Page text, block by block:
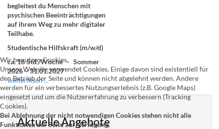
begleitest du Menschen mit
psychischen Beeinträchtigungen
auf ihrem Weg zu mehr digitaler
Teilhabe.
Studentische Hilfskraft (m/w/d)
ca. 16 Std./Woche · Sommer
2026 – 31.01.2027
weiterlesen ...
Aktuelle Angebote
Wir benutzen Cookies
Unsere Website verwendet Cookies. Einige davon sind existentiell für
den Betrieb der Seite und können nicht abgelehnt werden. Andere
werden für ein verbessertes Nutzungserlebnis (z.B. Google Maps)
eingesetzt und um die Nutzererfahrung zu verbessern (Tracking
Cookies).
Bei Ablehnung der nicht notwendigen Cookies stehen nicht alle
Funktionen der Seite zur Verfügung.